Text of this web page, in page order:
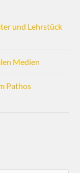
und Lehrstück
Medien
Pathos